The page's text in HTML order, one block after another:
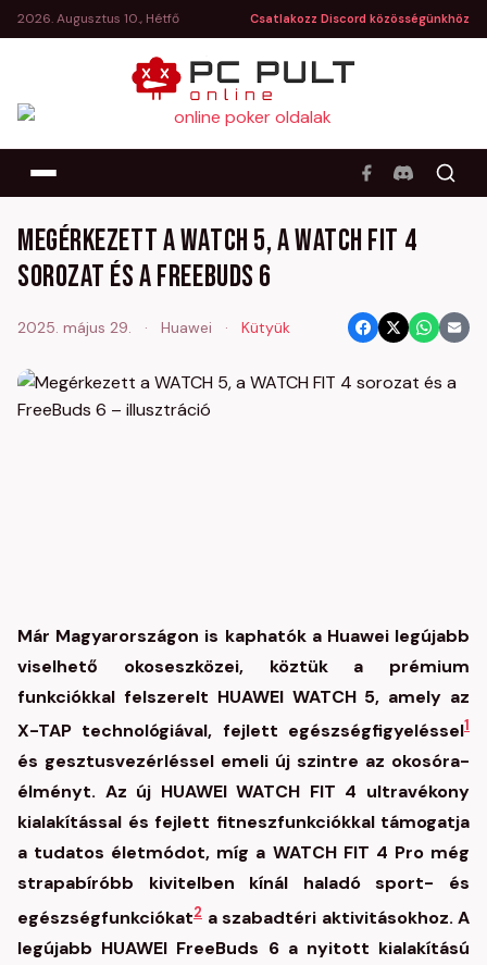
2026. Augusztus 10., Hétfő Csatlakozz Discord közösségünkhöz
Megérkezett a WATCH 5, a WATCH FIT 4
sorozat és a FreeBuds 6
2025. május 29. · Huawei · Kütyük
Már Magyarországon is kaphatók a Huawei legújabb
viselhető okoseszközei, köztük a prémium
funkciókkal felszerelt HUAWEI WATCH 5, amely az
X-TAP technológiával, fejlett egészségfigyeléssel1
és gesztusvezérléssel emeli új szintre az okosóra-
élményt. Az új HUAWEI WATCH FIT 4 ultravékony
kialakítással és fejlett fitneszfunkciókkal támogatja
a tudatos életmódot, míg a WATCH FIT 4 Pro még
strapabíróbb kivitelben kínál haladó sport- és
egészségfunkciókat2 a szabadtéri aktivitásokhoz. A
legújabb HUAWEI FreeBuds 6 a nyitott kialakítású